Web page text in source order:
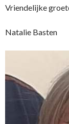
Vriendelijke
Natalie Basten